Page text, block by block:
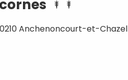
Anchenoncourt-et-Chazel